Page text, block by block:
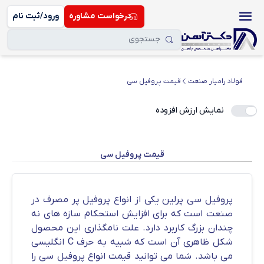
درخواست مشاوره ورود/ثبت نام
فولاد رامیار صنعت قیمت پروفیل سی
نمایش ارزش افزوده
قیمت پروفیل سی
پروفیل سی پرلین یکی از انواع پروفیل پر مصرف در
صنعت است که برای افزایش استحکام سازه های نه
چندان بزرگ کاربرد دارد. علت نامگذاری این محصول
شکل ظاهری آن است که شبیه به حرف C انگلیسی
می باشد. شما می توانید قیمت انواع پروفیل سی را